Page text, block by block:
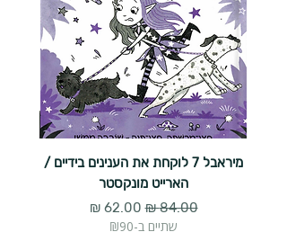
מיראבל 7 לוקחת את הענינים בידיים /
הארייט מונקסטר
מחיר רגיל‏84.00 ‏₪ מחיר מבצע
שתיים ב-₪90